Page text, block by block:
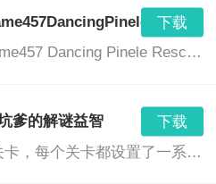
下载
BestEscapeGame457 Dancing Pinele Rescue Game是一款独具特色的休闲解谜冒险游戏。游戏中，玩家将扮演一位勇敢的冒险者，在神秘的森林中展开一场刺激的逃脱冒险。玩家需要运用智慧和勇气，解开各种谜题，拯救被困在跳舞松树中的朋友。
爹的解谜益智
下载
游戏包含多个关卡，每个关卡都设置了一系列谜题和挑战。玩家需要通过思考、观察、操作等方式，解开谜题，完成挑战。游戏中的谜题设计丰富多样，包括图形推理、文字游戏、物理难题等等，充分考验玩家的智慧和反应能力。